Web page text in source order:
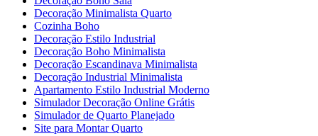
Decoração Minimalista Quarto
Cozinha Boho
Decoração Estilo Industrial
Decoração Boho Minimalista
Decoração Escandinava Minimalista
Decoração Industrial Minimalista
Apartamento Estilo Industrial Moderno
Simulador Decoração Online Grátis
Simulador de Quarto Planejado
Site para Montar Quarto